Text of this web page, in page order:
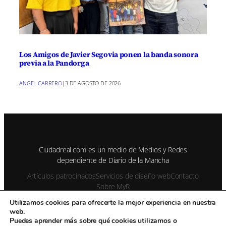
Los Amigos de Javier Segovia ponen la banda sonora
previa a la Pandorga
ANGEL CARRERO|3 DE AGOSTO DE 2026
Ciudadreal.com es un medio de Medios y Redes
dependiente de Diario de la Mancha
Artículos patrocinadosServicios de diseño webContacto
Sobre MyR
© 1995-2026 Color Vivo Internet. Otros contenidos se cita fuente.
Utilizamos cookies para ofrecerte la mejor experiencia en nuestra
web.
Puedes aprender más sobre qué cookies utilizamos o